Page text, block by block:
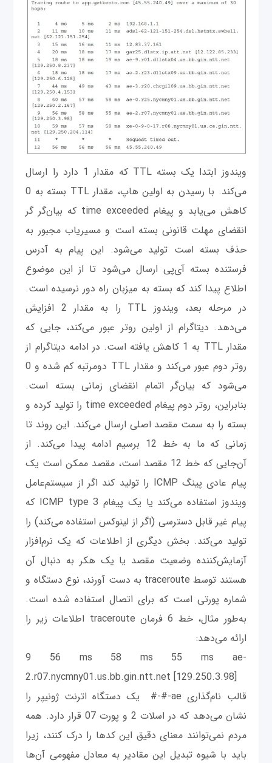
ویندوز ابتدا یک بسته TTL که مقدار 1 دارد را ارسال
می‌کند. با رسیدن به اولین هاپ، مقدار TTL بسته به 0
کاهش می‌یابد و پیغام time exceeded که بیان‌گر گر
انقضای مهلت قانونی بسته است و مسیریاب مجبور به
حذف بسته است تولید می‌شود. این پیام به آدرس
فرستنده بسته آی‌پی ارسال می‌شود تا از این موضوع
اطلاع پیدا کند که بسته به میزبان راه دور نرسیده است.
در مرحله بعد، ویندوز TTL را به مقدار 2 افزایش
می‌دهد. دیتاگرام از اولین روتر عبور می‌کند، جایی که
مقدار TTL به 1 کاهش یافته است. در ادامه دیتاگرام از
روتر دوم عبور می‌کند و مقدار TTL دومرتبه کم شده و 0
می‌شود که بیان‌گر اتمام انقضای زمانی بسته است.
بنابراین، روتر دوم پیغام time exceeded را تولید کرده و
بسته را به سمت مقصد اصلی ارسال می‌کند. این روند تا
زمانی که ما به خط 12 برسیم ادامه پیدا می‌کند. از
آن‌جایی که خط 12 مقصد است، مقصد ممکن است یک
پیام عادی پینگ ICMP را تولید کند اگر از سیستم‌عامل
ویندوز استفاده می‌کند یا یک پیغام ICMP type 3 که
پیام غیر قابل دسترسی (اگر از لینوکس استفاده می‌کند) را
تولید می‌کند. بخش دیگری از اطلاعات که یک نرم‌افزار
آزمایش‌کننده وضعیت مقصد یا یک هکر به دنبال آن
هستند توسط traceroute به دست آورند، نوع دستگاه و
شماره پورتی است که برای اتصال استفاده شده است.
به‌طور مثال، خط 6 فرمان traceroute اطلاعات زیر را
ارائه می‌دهد:
9 56 ms 58 ms 55 ms ae-
2.r07.nycmny01.us.bb.gin.ntt.net [129.250.3.98]
قالب نام‌گذاری ae-#-# یک دستگاه اترنت ژونیپر را
نشان می‌دهد که در اسلات 2 و پورت 07 قرار دارد. همه
مردم نمی‌توانند معنای دقیق این کدها را درک کنند، زیرا
باید با شیوه تبدیل این مقادیر به معادل مفهومی آن‌ها